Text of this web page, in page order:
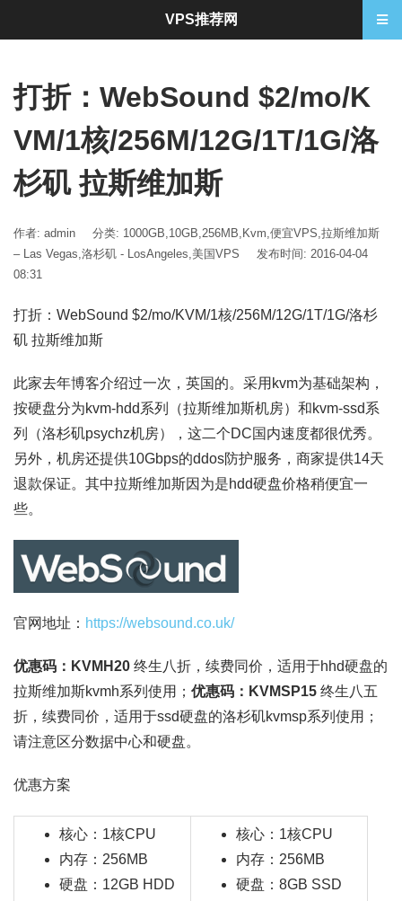
打折：WebSound $2/mo/K
VM/1核/256M/12G/1T/1G/洛
杉矶 拉斯维加斯
作者: admin 分类: 1000GB,10GB,256MB, Kvm,便宜VPS,拉斯维加斯
– Las Vegas,洛杉矶 - LosAngeles,美国VPS
发布时间: 2016-04-04
08:31
打折：WebSound $2/mo/KVM/1核/256M/12G/1T/1G/洛杉
矶 拉斯维加斯
此家去年博客介绍过一次，英国的。采用kvm为基础架构，
按硬盘分为kvm-hdd系列（拉斯维加斯机房）和kvm-ssd系
列（洛杉矶psychz机房），这二个DC国内速度都很优秀。
另外，机房还提供10Gbps的ddos防护服务，商家提供14天
退款保证。其中拉斯维加斯因为是hdd硬盘价格稍便宜一
些。
官网地址： https://websound.co.uk/
优惠码：KVMH20 终生八折，续费同价，适用于hhd硬盘的
拉斯维加斯kvmh系列使用； 优惠码：KVMSP15 终生八五
折，续费同价，适用于ssd硬盘的洛杉矶kvmsp系列使用；
请注意区分数据中心和硬盘。
优惠方案
核心：1核CPU
内存：256MB
硬盘：12GB HDD
核心：1核CPU
内存：256MB
硬盘：8GB SSD
VPS推荐网